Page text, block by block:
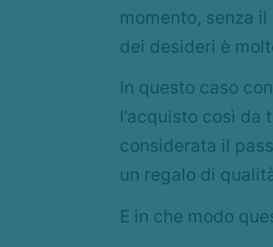
momento, senza
dei desideri è
In questo caso
l’acquisto così
considerata il
un regalo di
E in che modo